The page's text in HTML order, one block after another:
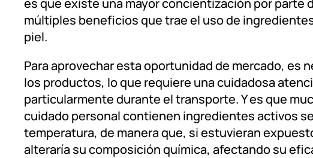
múltiples beneficios que trae el uso de
piel.
Para aprovechar esta oportunidad de mercado, es
los productos, lo que requiere una cuidadosa
particularmente durante el transporte. Y es que
cuidado personal contienen ingredientes activos
temperatura, de manera que, si estuvieran
alteraría su composición química, afectando su